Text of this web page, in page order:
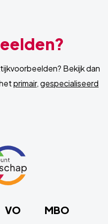
Bekijk dan
primair,gespecialiseerd
VO MBO